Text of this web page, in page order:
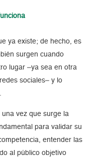
ya existe; de hecho, es
surgen cuando
lugar –ya sea en otra
sociales– y lo
vez que surge la
para validar su
entender las
al público objetivo